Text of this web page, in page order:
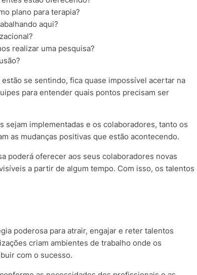
plano para terapia?
aqui?
realizar uma pesquisa?
se sentindo, fica quase impossível acertar na
para entender quais pontos precisam ser
implementadas e os colaboradores, tanto os
as mudanças positivas que estão acontecendo.
poderá oferecer aos seus colaboradores novas
a partir de algum tempo. Com isso, os talentos
poderosa para atrair, engajar e reter talentos
criam ambientes de trabalho onde os
com o sucesso.